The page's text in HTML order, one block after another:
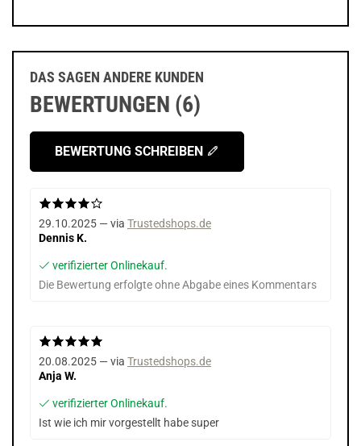
DAS SAGEN ANDERE KUNDEN
BEWERTUNGEN (6)
BEWERTUNG SCHREIBEN
29.10.2025 — via Trustedshops.de
Dennis K.
verifizierter Onlinekauf.
Die Bewertung erfolgte ohne Abgabe eines Kommentars
20.08.2025 — via Trustedshops.de
Anja W.
verifizierter Onlinekauf.
Ist wie ich mir vorgestellt habe super